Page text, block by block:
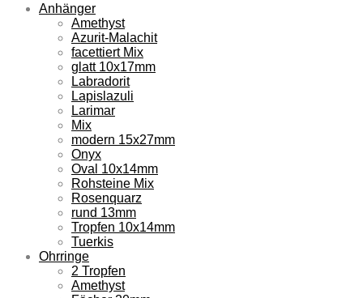
Anhänger
Amethyst
Azurit-Malachit
facettiert Mix
glatt 10x17mm
Labradorit
Lapislazuli
Larimar
Mix
modern 15x27mm
Onyx
Oval 10x14mm
Rohsteine Mix
Rosenquarz
rund 13mm
Tropfen 10x14mm
Tuerkis
Ohrringe
2 Tropfen
Amethyst